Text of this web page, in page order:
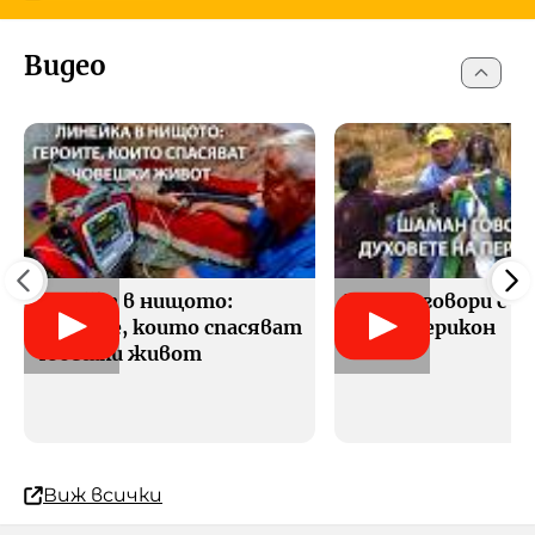
Видео
Линейка в нищото:
Героите, които спасяват
човешки живот
Шаман говори с
на Перперикон
Виж всички